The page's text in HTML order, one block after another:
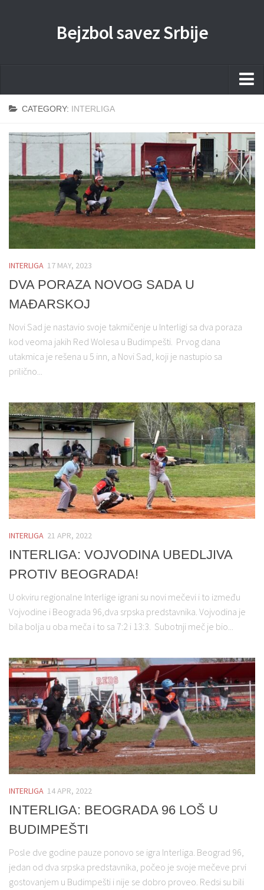
Bejzbol savez Srbije
Home
Liga
Sponzorstva
Dokumenta
Kontakti Timova
CATEGORY: INTERLIGA
INTERLIGA 17 MAY, 2023
DVA PORAZA NOVOG SADA U
MAĐARSKOJ
Novi Sad je nastavio svoje takmičenje u Interligi sa dva poraza
kod veoma jakih Red Wolesa u Budimpešti. Prvog dana
utakmica je rešena u 5 inn, a Novi Sad, koji je nastupio sa
prilično...
INTERLIGA 21 APR, 2022
INTERLIGA: VOJVODINA UBEDLJIVA
PROTIV BEOGRADA!
U okviru regionalne Interlige igrani su novi mečevi i to između
Vojvodine i Beograda 96,dva srpska predstavnika. Vojvodina je
bila bolja u oba meča i to sa 7:2 i 13:3. Subotnji meč je bio...
INTERLIGA 14 APR, 2022
INTERLIGA: BEOGRADA 96 LOŠ U
BUDIMPEŠTI
Posle dve godine pauze ponovo se igra Interliga. Beograd 96,
jedan od dva srpska predstavnika, počeo je svoje mečeve prvi
gostovanjem u Budimpešti i nije se dobro proveo. Redsi su bili